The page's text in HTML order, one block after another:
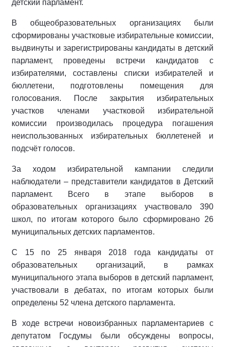
детский парламент.
В общеобразовательных организациях были
сформированы участковые избирательные комиссии,
выдвинуты и зарегистрированы кандидаты в детский
парламент, проведены встречи кандидатов с
избирателями, составлены списки избирателей и
бюллетени, подготовлены помещения для
голосования. После закрытия избирательных
участков членами участковой избирательной
комиссии производилась процедура погашения
неиспользованных избирательных бюллетеней и
подсчёт голосов.
За ходом избирательной кампании следили
наблюдатели – представители кандидатов в Детский
парламент. Всего в этапе выборов в
образовательных организациях участвовало 390
школ, по итогам которого было сформировано 26
муниципальных детских парламентов.
С 15 по 25 января 2018 года кандидаты от
образовательных организаций, в рамках
муниципального этапа выборов в детский парламент,
участвовали в дебатах, по итогам которых были
определены 52 члена детского парламента.
В ходе встречи новоизбранных парламентариев с
депутатом Госдумы были обсуждены вопросы,